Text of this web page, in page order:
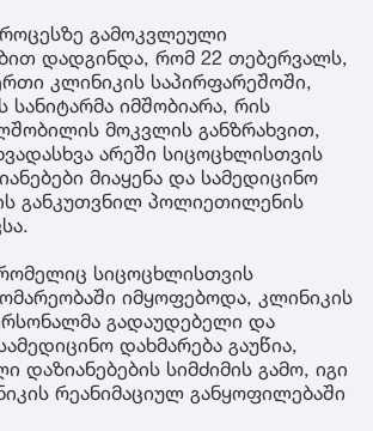
გამოკვლეული
დადგინდა, რომ 22 თებერვალს,
კლინიკის საპირფარეშოში,
სანიტარმა იმშობიარა, რის
მოკვლის განზრახვით,
არეში სიცოცხლისთვის
მიაყენა და სამედიცინო
განკუთვნილ პოლიეთილენის
სიცოცხლისთვის
იმყოფებოდა, კლინიკის
გადაუდებელი და
დახმარება გაუწია,
დაზიანებების სიმძიმის გამო, იგი
რეანიმაციულ განყოფილებაში